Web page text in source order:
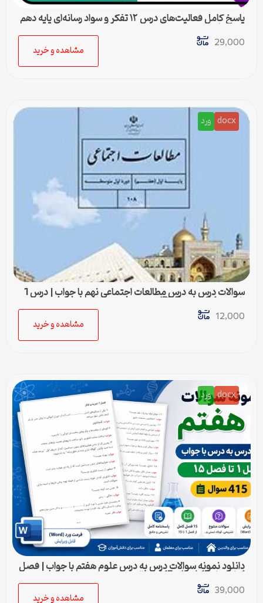
پاسخ کامل فعالیت‌های درس ۱۲ تفکر و سواد رسانه‌ای پایه دهم
متوسطه دوم
29,000
مشاهده و خرید
docx ورد
سوالات درس به درس مطالعات اجتماعی نهم با جواب | درس 1
تا درس 24 (ورد و PDF)
12,000
مشاهده و خرید
docx ورد
دانلود نمونه سوالات درس به درس علوم هفتم با جواب | فصل
1 تا فصل 15 (ورد) – 415 سوال
39,000
مشاهده و خرید